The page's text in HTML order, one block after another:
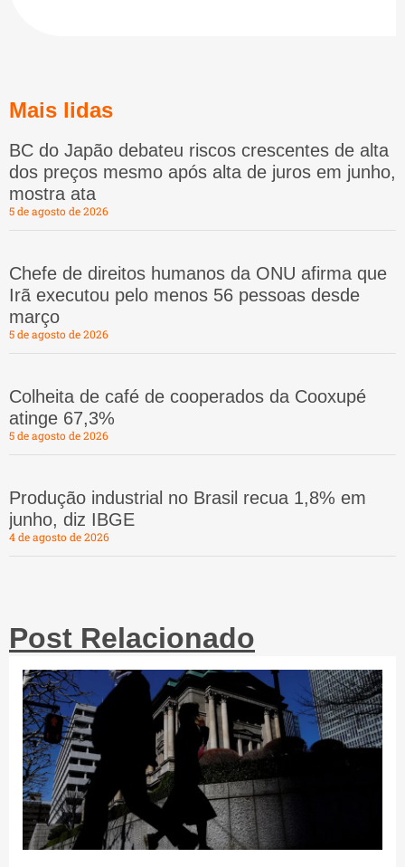
Mais lidas
BC do Japão debateu riscos crescentes de alta
dos preços mesmo após alta de juros em junho,
mostra ata
5 de agosto de 2026
Chefe de direitos humanos da ONU afirma que
Irã executou pelo menos 56 pessoas desde
março
5 de agosto de 2026
Colheita de café de cooperados da Cooxupé
atinge 67,3%
5 de agosto de 2026
Produção industrial no Brasil recua 1,8% em
junho, diz IBGE
4 de agosto de 2026
Post Relacionado